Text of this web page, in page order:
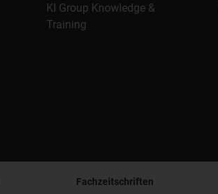
KI Group Knowledge &
Training
Fachzeitschriften